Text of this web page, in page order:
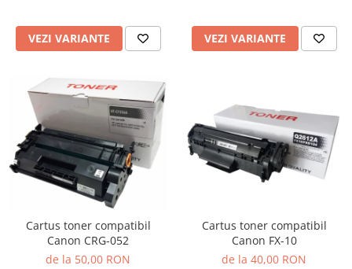
VEZI VARIANTE VEZI VARIANTE
Cartus toner compatibil
Canon CRG-052
de la 50,00 RON
Cartus toner compatibil
Canon FX-10
de la 40,00 RON